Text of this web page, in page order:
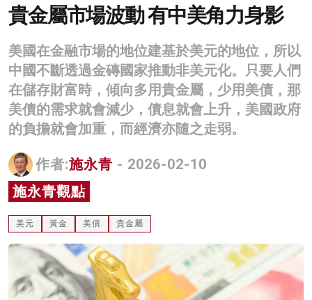
生活
商業
科技
影片
名家榜
灼見活動
貴金屬市場波動 有中美角力身影
美國在金融市場的地位建基於美元的地位，所以
中國不斷透過金磚國家推動非美元化。只要人們
在儲存財富時，傾向多用貴金屬，少用美債，那
美債的需求就會減少，債息就會上升，美國政府
的負擔就會加重，而經濟亦隨之走弱。
作者:施永青 - 2026-02-10
施永青觀點
美元 黃金 美債 貴金屬